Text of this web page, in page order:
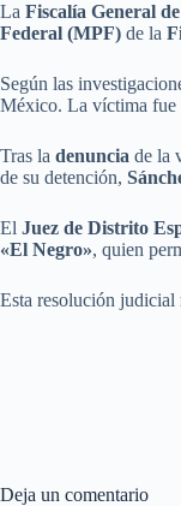
La Fiscalía General
Federal (MPF) de la
Según las
México. La víctima fue
Tras la denuncia de la
de su detención,
El Juez de Distrito
«El Negro», quien
Esta resolución judicial
Deja un comentario